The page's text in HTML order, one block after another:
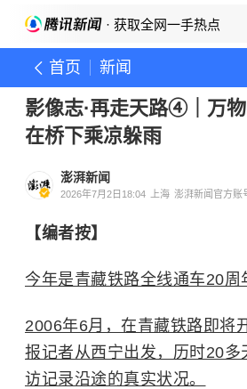
· 获取全网一手热点
首页 新闻
影像志·再走天路④｜万
在桥下乘凉躲雨
澎湃新闻
2026年7月2日18:04 上海 澎湃新闻官方账
【编者按】
今年是青藏铁路全线通车20周
2006年6月，在青藏铁路即将
报记者从西宁出发，历时20多
访记录沿途的真实状况。